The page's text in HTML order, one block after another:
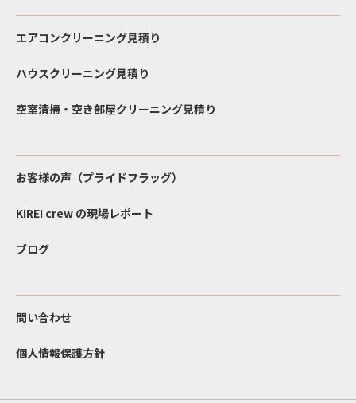
エアコンクリーニング見積り
ハウスクリーニング見積り
空室清掃・空き部屋クリーニング見積り
お客様の声（プライドフラッグ）
KIREI crew の現場レポート
ブログ
問い合わせ
個人情報保護方針